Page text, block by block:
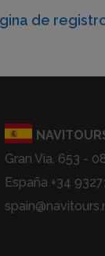
de
Gran Via, 653 -
España +34